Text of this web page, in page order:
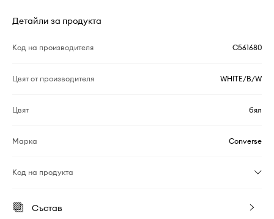
Детайли за продукта
Код на производителя C561680
Цвят от производителя WHITE/B/W
Цвят бял
Марка Converse
Код на продукта
Състав